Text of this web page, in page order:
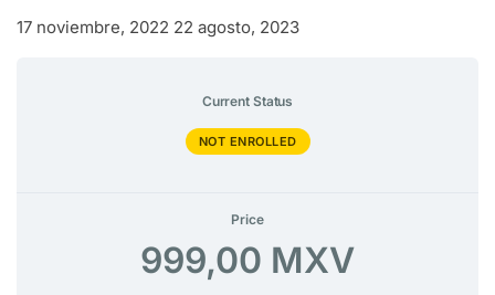
17 noviembre, 2022 22 agosto, 2023
Current Status
NOT ENROLLED
Price
999,00 MXV